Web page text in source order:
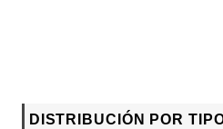
DISTRIBUCIÓN POR